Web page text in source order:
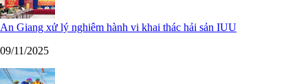
An Giang xử lý nghiêm hành vi khai thác hải sản IUU
09/11/2025